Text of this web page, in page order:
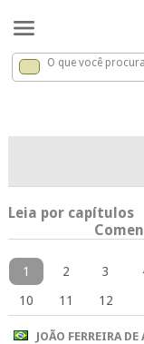
Daniel x
O que você
Leia por capítulos
1 2 3
10
11 12
JOÃO FERREIRA DE